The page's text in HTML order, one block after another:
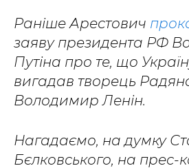
Раніше Арестович
заяву президента РФ
Путіна про те, що
вигадав творець
Володимир Ленін.
Нагадаємо, на думку
Бєлковського, на прес-